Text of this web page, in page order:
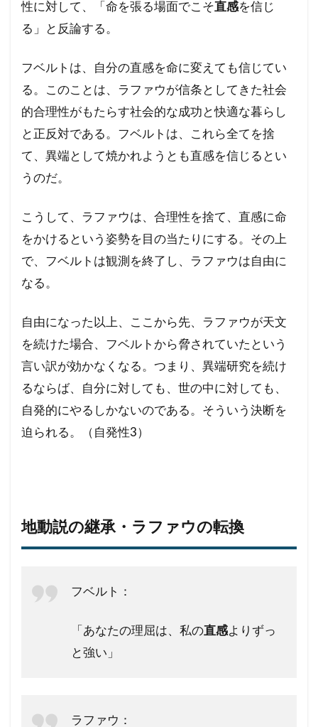
性に対して、「命を張る場面でこそ直感を信じ
る」と反論する。
フベルトは、自分の直感を命に変えても信じてい
る。このことは、ラファウが信条としてきた社会
的合理性がもたらす社会的な成功と快適な暮らし
と正反対である。フベルトは、これら全てを捨
て、異端として焼かれようとも直感を信じるとい
うのだ。
こうして、ラファウは、合理性を捨て、直感に命
をかけるという姿勢を目の当たりにする。その上
で、フベルトは観測を終了し、ラファウは自由に
なる。
自由になった以上、ここから先、ラファウが天文
を続けた場合、フベルトから脅されていたという
言い訳が効かなくなる。つまり、異端研究を続け
るならば、自分に対しても、世の中に対しても、
自発的にやるしかないのである。そういう決断を
迫られる。（自発性3）
地動説の継承・ラファウの転換
フベルト：
「あなたの理屈は、私の直感よりずっ
と強い」
ラファウ：